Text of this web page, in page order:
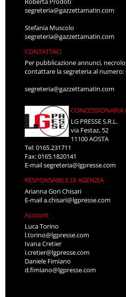
segreteria@gazzettamatin.com
Stefania Muscolo
segreteria@gazzettamatin.com
CONTATTACI
Per pubblicazione annunci,
contattare la segreteria al numero:
segreteria@gazzettamatin.com
LG PRESSE S.R.L.
via Festaz, 52
11100 AOSTA
Tel: 0165.231711
Fax: 0165.1820141
E-mailsegreteria@lgpresse.com
RESPONSABILE DI AGENZIA
Arianna Gori Chisari
E-maila.chisari@lgpresse.com
Account
Luca Torino
l.torino@lgpresse.com
Ivana Cretier
i.cretier@lgpresse.com
Daniele Fimiano
d.fimiano@lgpresse.com